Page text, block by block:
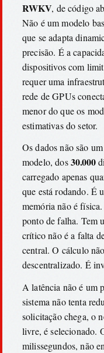
RWKV, de código
Não é um modelo
que se adapta
precisão. É a
dispositivos com
requer uma
rede de GPUs
menor do que os
estimativas do setor.
Os dados não são
modelo, dos30.000
carregado apenas
que está rodando. É
memória não é
ponto de falha. Tem
crítico não é a falta
central. O cálculo
descentralizado. É
A latência não é um
sistema não tenta
solicitação chega, o
livre, é selecionado.
milissegundos, não